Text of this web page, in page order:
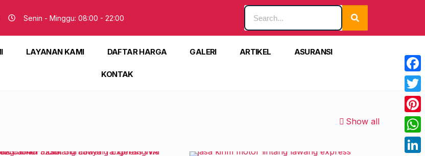
Senin - Minggu: 08:00 - 22:00
LAYANAN KAMI DAFTAR HARGA GALERI ARTIKEL ASURANSI
KONTAK
Show all